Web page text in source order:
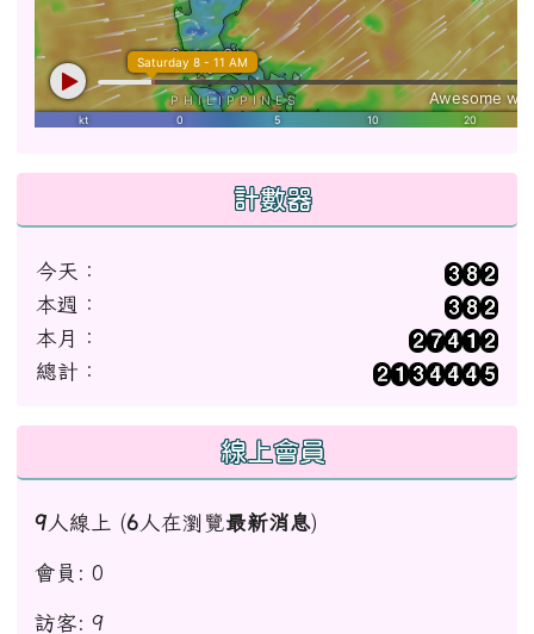
計數器
今天：
本週：
本月：
總計：
線上會員
9 人線上 (6 人在瀏覽最新消息)
會員: 0
訪客: 9